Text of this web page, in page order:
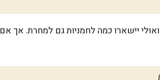
לחמניות בינוניות, כך שהוא מושלם למשפחה של 6 נפשות, ואולי יישארו כמה לחמניות גם למחרת. אך אם